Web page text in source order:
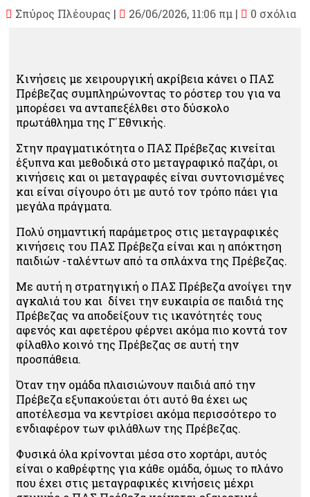
Σπύρος Πλέουρας | 26/06/2026, 11:06 πμ | 0 σχόλια
Κινήσεις με χειρουργική ακρίβεια κάνει ο ΠΑΣ
Πρέβεζας συμπληρώνοντας το ρόστερ του για να
μπορέσει να ανταπεξέλθει στο δύσκολο
πρωτάθλημα της Γ΄Εθνικής.
Στην πραγματικότητα ο ΠΑΣ Πρέβεζας κινείται
έξυπνα και μεθοδικά στο μεταγραφικό παζάρι, οι
κινήσεις και οι μεταγραφές είναι συντονισμένες
και είναι σίγουρο ότι με αυτό τον τρόπο πάει για
μεγάλα πράγματα.
Πολύ σημαντική παράμετρος στις μεταγραφικές
κινήσεις του ΠΑΣ Πρέβεζα είναι και η απόκτηση
παιδιών -ταλέντων από τα σπλάχνα της Πρέβεζας.
Με αυτή η στρατηγική ο ΠΑΣ Πρέβεζα ανοίγει την
αγκαλιά του και δίνει την ευκαιρία σε παιδιά της
Πρέβεζας να αποδείξουν τις ικανότητές τους
αφενός και αφετέρου φέρνει ακόμα πιο κοντά τον
φίλαθλο κοινό της Πρέβεζας σε αυτή την
προσπάθεια.
Όταν την ομάδα πλαισιώνουν παιδιά από την
Πρέβεζα εξυπακούεται ότι αυτό θα έχει ως
αποτέλεσμα να κεντρίσει ακόμα περισσότερο το
ενδιαφέρον των φιλάθλων της Πρέβεζας.
Φυσικά όλα κρίνονται μέσα στο χορτάρι, αυτός
είναι ο καθρέφτης για κάθε ομάδα, όμως το πλάνο
που έχει στις μεταγραφικές κινήσεις μέχρι